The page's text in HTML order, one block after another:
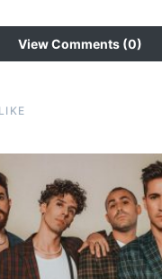
View Comments (0)